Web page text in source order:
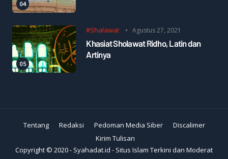
#Shalawat Agustus 27, 2021
Khasiat Sholawat Ridho, Latin dan
Artinya
Tentang Redaksi Pedoman Media Siber
Discalimer
Kirim Tulisan
Copyright © 2020 - Syahadat.id - Situs Islam Terkini dan Moderat